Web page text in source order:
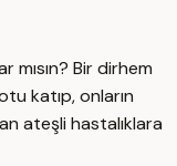
mısın? Bir dirhem
katıp, onların
ateşli hastalıklara